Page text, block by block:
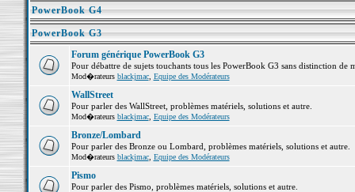
PowerBook G4
PowerBook G3
Forum générique PowerBook G3
Pour débattre de sujets touchants tous les PowerBook G3 sans distinction de
Mod�rateurs blackjmac, Equipe des Modérateurs
WallStreet
Pour parler des WallStreet, problèmes matériels, solutions et autre.
Mod�rateurs blackjmac, Equipe des Modérateurs
Bronze/Lombard
Pour parler des Bronze ou Lombard, problèmes matériels, solutions et autre.
Mod�rateurs blackjmac, Equipe des Modérateurs
Pismo
Pour parler des Pismo, problèmes matériels, solutions et autre.